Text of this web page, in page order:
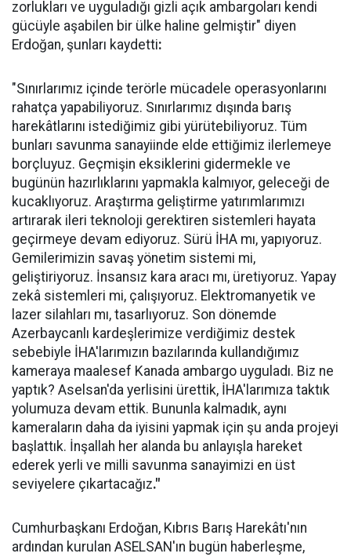
zorlukları ve uyguladığı gizli açık ambargoları kendi
gücüyle aşabilen bir ülke haline gelmiştir" diyen
Erdoğan, şunları kaydetti:
"Sınırlarımız içinde terörle mücadele operasyonlarını
rahatça yapabiliyoruz. Sınırlarımız dışında barış
harekâtlarını istediğimiz gibi yürütebiliyoruz. Tüm
bunları savunma sanayiinde elde ettiğimiz ilerlemeye
borçluyuz. Geçmişin eksiklerini gidermekle ve
bugünün hazırlıklarını yapmakla kalmıyor, geleceği de
kucaklıyoruz. Araştırma geliştirme yatırımlarımızı
artırarak ileri teknoloji gerektiren sistemleri hayata
geçirmeye devam ediyoruz. Sürü İHA mı, yapıyoruz.
Gemilerimizin savaş yönetim sistemi mi,
geliştiriyoruz. İnsansız kara aracı mı, üretiyoruz. Yapay
zekâ sistemleri mi, çalışıyoruz. Elektromanyetik ve
lazer silahları mı, tasarlıyoruz. Son dönemde
Azerbaycanlı kardeşlerimize verdiğimiz destek
sebebiyle İHA'larımızın bazılarında kullandığımız
kameraya maalesef Kanada ambargo uyguladı. Biz ne
yaptık? Aselsan'da yerlisini ürettik, İHA'larımıza taktık
yolumuza devam ettik. Bununla kalmadık, aynı
kameraların daha da iyisini yapmak için şu anda projeyi
başlattık. İnşallah her alanda bu anlayışla hareket
ederek yerli ve milli savunma sanayimizi en üst
seviyelere çıkartacağız."
Cumhurbaşkanı Erdoğan, Kıbrıs Barış Harekâtı'nın
ardından kurulan ASELSAN'ın bugün haberleşme,